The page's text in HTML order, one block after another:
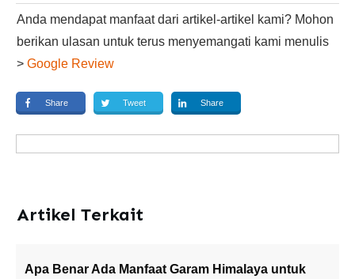
Anda mendapat manfaat dari artikel-artikel kami? Mohon
berikan ulasan untuk terus menyemangati kami menulis
> Google Review
Share Tweet Share
Artikel Terkait
Apa Benar Ada Manfaat Garam Himalaya untuk